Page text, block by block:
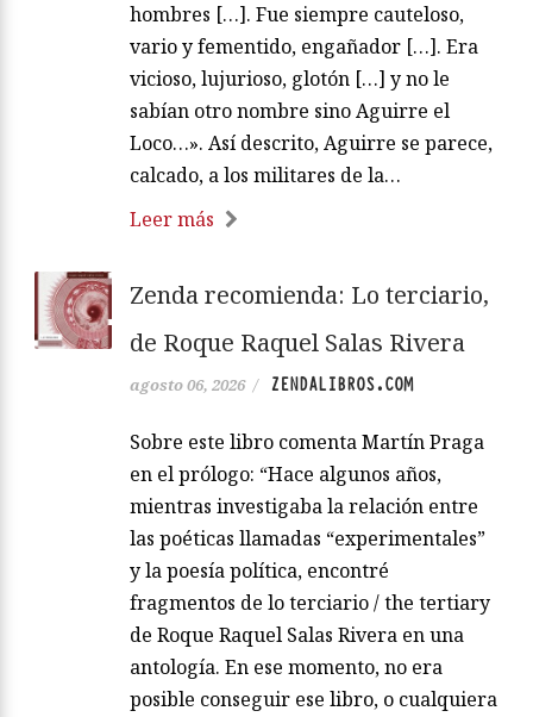
hombres […]. Fue siempre cauteloso,
vario y fementido, engañador […]. Era
vicioso, lujurioso, glotón […] y no le
sabían otro nombre sino Aguirre el
Loco…». Así descrito, Aguirre se parece,
calcado, a los militares de la…
Leer más
Zenda recomienda: Lo terciario,
de Roque Raquel Salas Rivera
agosto 06, 2026 / ZENDALIBROS.COM
Sobre este libro comenta Martín Praga
en el prólogo: “Hace algunos años,
mientras investigaba la relación entre
las poéticas llamadas “experimentales”
y la poesía política, encontré
fragmentos de lo terciario / the tertiary
de Roque Raquel Salas Rivera en una
antología. En ese momento, no era
posible conseguir ese libro, o cualquiera